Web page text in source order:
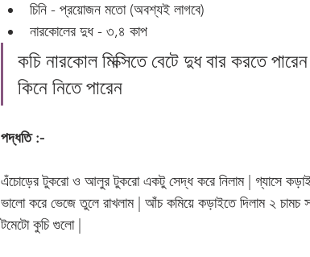
চিনি - প্রয়োজন মতো (অবশ্যই লাগবে)
নারকোলের দুধ - ৩,৪ কাপ
কচি নারকোল মিক্সিতে বেটে দুধ বার করতে
কিনে নিতে পারেন
পদ্ধতি :-
এঁচোড়ের টুকরো ও আলুর টুকরো একটু সেদ্ধ করে নিলাম | গ্যাসে
ভালো করে ভেজে তুলে রাখলাম | আঁচ কমিয়ে কড়াইতে দিলাম ২ চামচ
টমেটো কুচি গুলো |